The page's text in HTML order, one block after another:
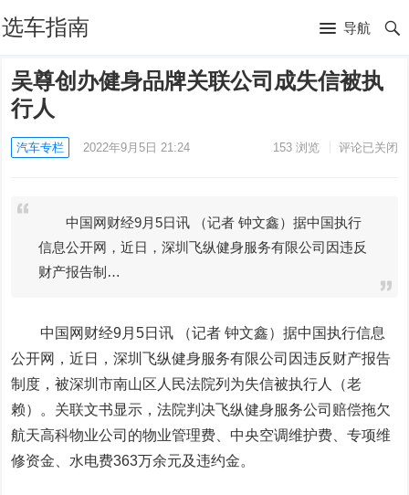
选车指南 导航
吴尊创办健身品牌关联公司成失信被执
行人
汽车专栏 2022年9月5日 21:24 153浏览 评论已关闭
中国网财经9月5日讯 （记者 钟文鑫）据中国执行
信息公开网，近日，深圳飞纵健身服务有限公司因违反
财产报告制…
中国网财经9月5日讯 （记者 钟文鑫）据中国执行信息
公开网，近日，深圳飞纵健身服务有限公司因违反财产报告
制度，被深圳市南山区人民法院列为失信被执行人（老
赖）。关联文书显示，法院判决飞纵健身服务公司赔偿拖欠
航天高科物业公司的物业管理费、中央空调维护费、专项维
修资金、水电费363万余元及违约金。